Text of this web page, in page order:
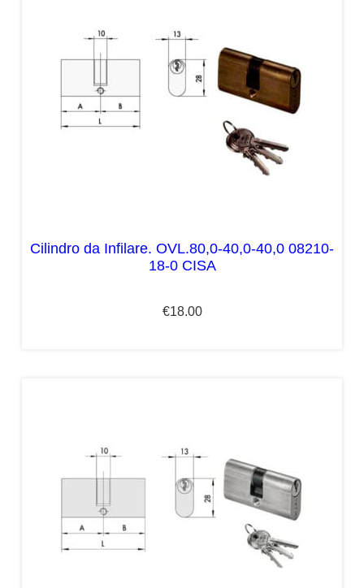
Cilindro da Infilare. OVL.80,0-40,0-40,0 08210-
18-0 CISA
€18.00